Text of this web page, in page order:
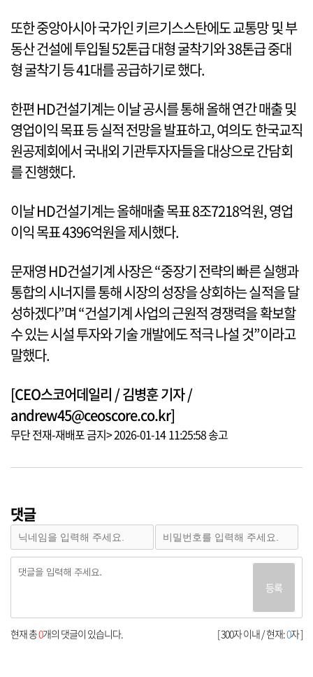
또한 중앙아시아 국가인 키르기스스탄에도 교통망 및 부
동산 건설에 투입될 52톤급 대형 굴착기와 38톤급 중대
형 굴착기 등 41대를 공급하기로 했다.
한편 HD건설기계는 이날 공시를 통해 올해 연간 매출 및
영업이익 목표 등 실적 전망을 발표하고, 여의도 한국교직
원공제회에서 국내외 기관투자자들을 대상으로 간담회
를 진행했다.
이날 HD건설기계는 올해매출 목표 8조7218억원, 영업
이익 목표 4396억원을 제시했다.
문재영 HD건설기계 사장은 “중장기 전략의 빠른 실행과
통합의 시너지를 통해 시장의 성장을 상회하는 실적을 달
성하겠다”며 “건설기계 사업의 근원적 경쟁력을 확보할
수 있는 시설 투자와 기술 개발에도 적극 나설 것”이라고
말했다.
[CEO스코어데일리 / 김병훈 기자 /
andrew45@ceoscore.co.kr]
무단 전재-재배포 금지> 2026-01-14 11:25:58 송고
댓글
등록
[ 300자 이내 / 현재:0자 ]
현재 총0개의 댓글이 있습니다.